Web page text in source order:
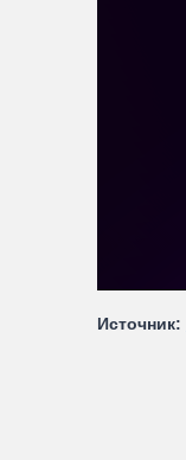
Источник: